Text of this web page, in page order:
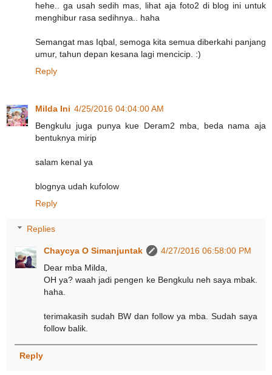
hehe.. ga usah sedih mas, lihat aja foto2 di blog ini untuk
menghibur rasa sedihnya.. haha
Semangat mas Iqbal, semoga kita semua diberkahi panjang
umur, tahun depan kesana lagi mencicip. :)
Reply
Milda Ini 4/25/2016 04:04:00 AM
Bengkulu juga punya kue Deram2 mba, beda nama aja
bentuknya mirip
salam kenal ya
blognya udah kufolow
Reply
Replies
Chaycya O Simanjuntak
4/27/2016 06:58:00 PM
Dear mba Milda,
OH ya? waah jadi pengen ke Bengkulu neh saya mbak.
haha.
terimakasih sudah BW dan follow ya mba. Sudah saya
follow balik.
Reply